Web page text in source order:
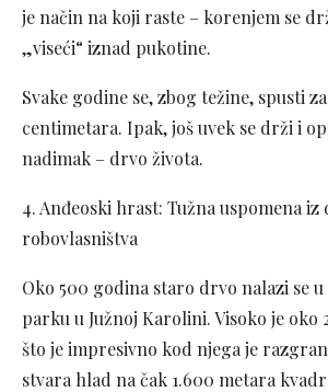
je način na koji raste – korenjem se
„viseći“ iznad pukotine.
Svake godine se, zbog težine, spusti
centimetara. Ipak, još uvek se drži i
nadimak – drvo života.
4. Anđeoski hrast: Tužna uspomena iz
robovlasništva
Oko 500 godina staro drvo nalazi se
parku u Južnoj Karolini. Visoko je oko
što je impresivno kod njega je
stvara hlad na čak 1.600 metara